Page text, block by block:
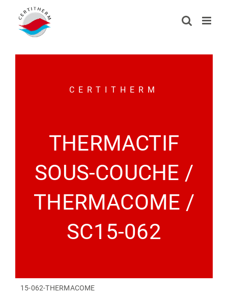
contenu
CERTITHERM
THERMACTIF
SOUS-COUCHE /
THERMACOME /
SC15-062
15-062-THERMACOME